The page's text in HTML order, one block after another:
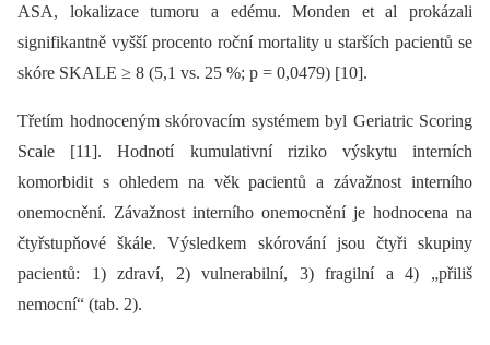
ASA, lokalizace tumoru a edému. Monden et al prokázali
signifikantně vyšší procento roční mortality u starších pacientů se
skóre SKALE ≥ 8 (5,1 vs. 25 %; p = 0,0479) [10].
Třetím hodnoceným skórovacím systémem byl Geriatric Scoring
Scale [11]. Hodnotí kumulativní riziko výskytu interních
komorbidit s ohledem na věk pacientů a závažnost interního
onemocnění. Závažnost interního onemocnění je hodnocena na
čtyřstupňové škále. Výsledkem skórování jsou čtyři skupiny
pacientů: 1) zdraví, 2) vulnerabilní, 3) fragilní a 4) „přiliš
nemocní“ (tab. 2).